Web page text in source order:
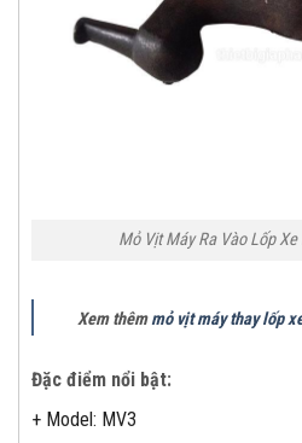
Mỏ Vịt Máy Ra Vào Lốp Xe
Xem thêmmỏ vịt máy thay lốp
Đặc điểm nổi bật:
+ Model: MV3